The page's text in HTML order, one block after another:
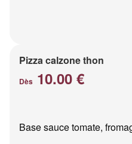
Pizza calzone thon
Dès 10.00 €
Base sauce tomate,